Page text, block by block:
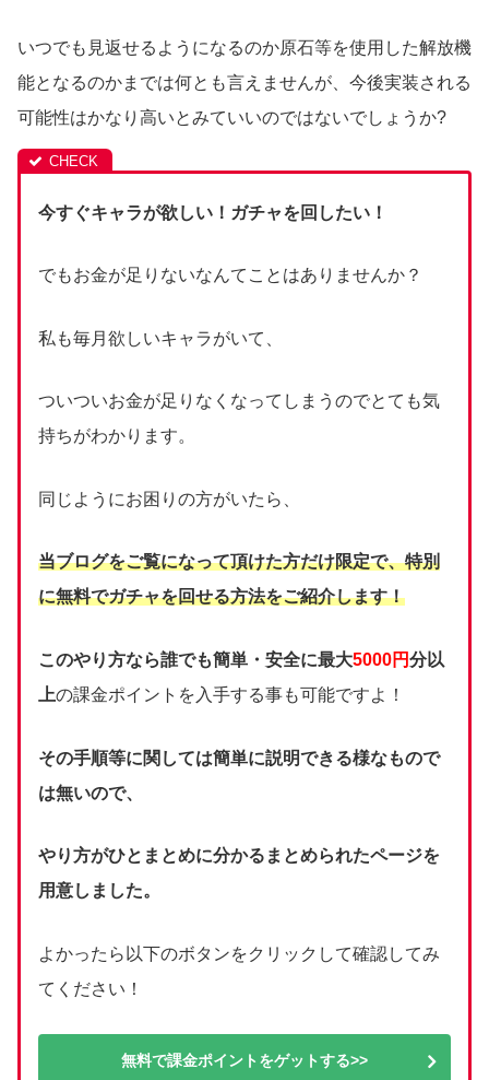
いつでも見返せるようになるのか原石等を使用した解放機
能となるのかまでは何とも言えませんが、今後実装される
可能性はかなり高いとみていいのではないでしょうか?
今すぐキャラが欲しい！ガチャを回したい！
でもお金が足りないなんてことはありませんか？
私も毎月欲しいキャラがいて、
ついついお金が足りなくなってしまうのでとても気
持ちがわかります。
同じようにお困りの方がいたら、
当ブログをご覧になって頂けた方だけ限定で、特別
に無料でガチャを回せる方法をご紹介します！
このやり方なら誰でも簡単・安全に最大5000円分以
上の課金ポイントを入手する事も可能ですよ！
その手順等に関しては簡単に説明できる様なもので
は無いので、
やり方がひとまとめに分かるまとめられたページを
用意しました。
よかったら以下のボタンをクリックして確認してみ
てください！
無料で課金ポイントをゲットする>>